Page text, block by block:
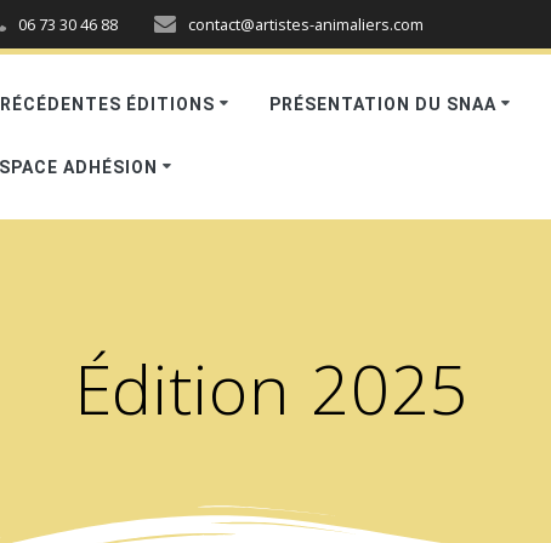
06 73 30 46 88 contact@artistes-animaliers.com
ÉDITIONS PRÉSENTATION DU SNAA
ADHÉSION
Édition 2025